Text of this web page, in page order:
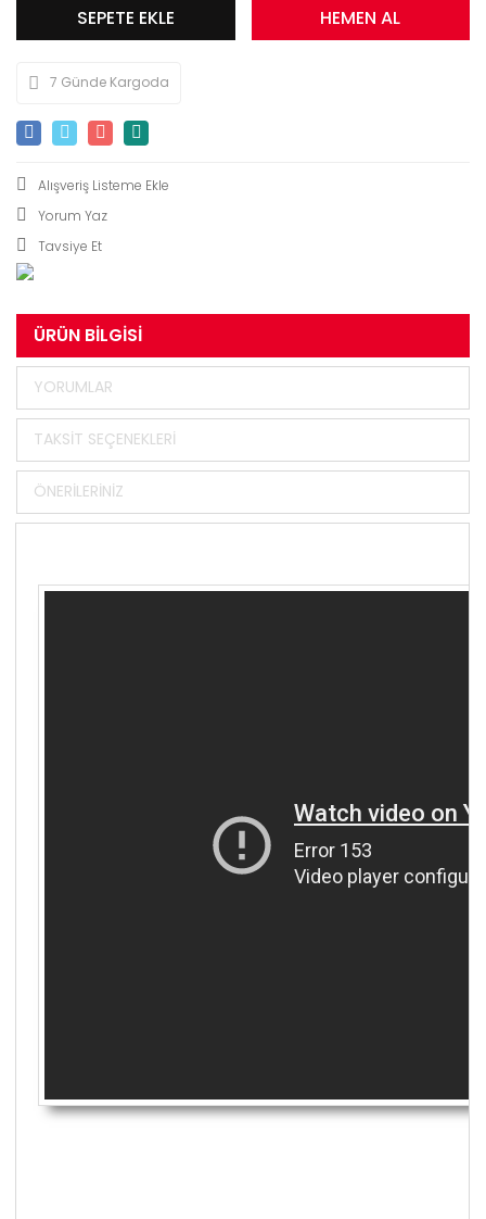
SEPETE EKLE HEMEN AL
7 Günde Kargoda
Yorum Yaz
Tavsiye Et
ÜRÜN BILGISI
YORUMLAR
TAKSIT SEÇENEKLERI
ÖNERILERINIZ